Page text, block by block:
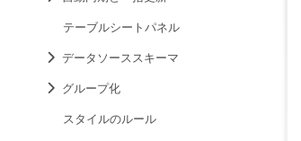
テーブルシートパネル
データソーススキーマ
グループ化
スタイルのルール